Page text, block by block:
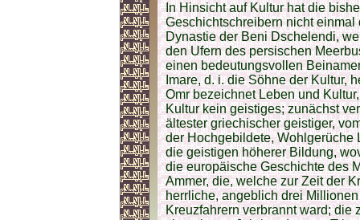
In Hinsicht auf Kultur hat die
Geschichtschreibern nicht
Dynastie der Beni Dschelendi,
den Ufern des persischen
einen bedeutungsvollen
Imare, d. i. die Söhne der Kultur,
Omr bezeichnet Leben und
Kultur kein geistiges; zunächst
ältester griechischer geistiger,
der Hochgebildete, Wohlgerüche
die geistigen höherer Bildung,
die europäische Geschichte des
Ammer, die, welche zur Zeit der
herrliche, angeblich drei
Kreuzfahrern verbrannt ward; die